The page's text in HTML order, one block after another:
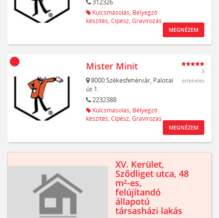
312326
Kulcsmásolás, Bélyegző
készítés, Cipész, Gravírozás
MEGNÉZEM
Mister Minit
8000Székesfehérvár, Palotai
út 1.
2232388
Kulcsmásolás, Bélyegző
készítés, Cipész, Gravírozás
3
értékelés
MEGNÉZEM
XV. Kerület,
Sződliget utca, 48
m²-es,
felújítandó
állapotú
társasházi lakás